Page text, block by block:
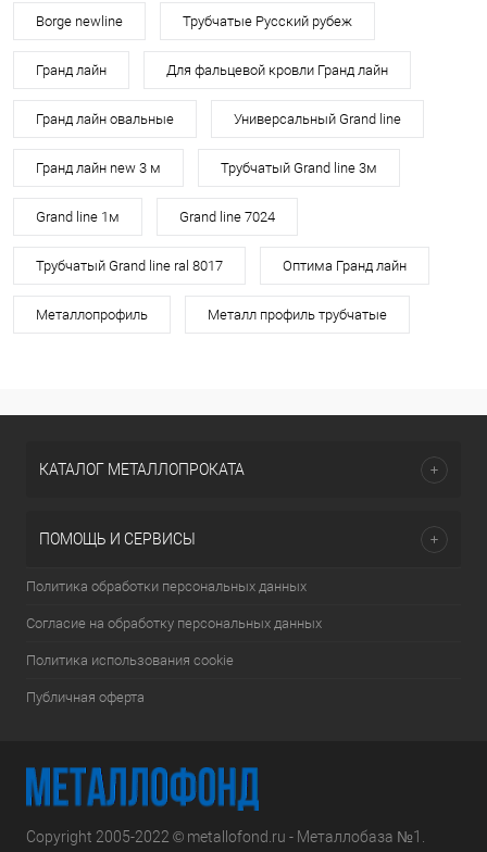
Borge newline Трубчатые Русский рубеж
Гранд лайн Для фальцевой кровли Гранд лайн
Гранд лайн овальные Универсальный Grand line
Гранд лайн new 3 м Трубчатый Grand line 3м
Grand line 1м Grand line 7024
Трубчатый Grand line ral 8017 Оптима Гранд лайн
Металлопрофиль Металл профиль трубчатые
КАТАЛОГ МЕТАЛЛОПРОКАТА
ПОМОЩЬ И СЕРВИСЫ
Политика обработки персональных данных
Согласие на обработку персональных данных
Политика использования cookie
Публичная оферта
Copyright 2005-2022 © metallofond.ru - Металлобаза №1.